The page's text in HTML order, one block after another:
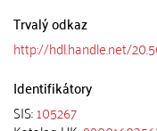
Trvalý odkaz
http://hdl.handle.net/
Identifikátory
SIS:105267